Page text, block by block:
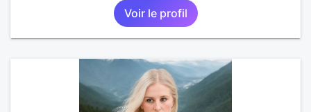
Voir le profil